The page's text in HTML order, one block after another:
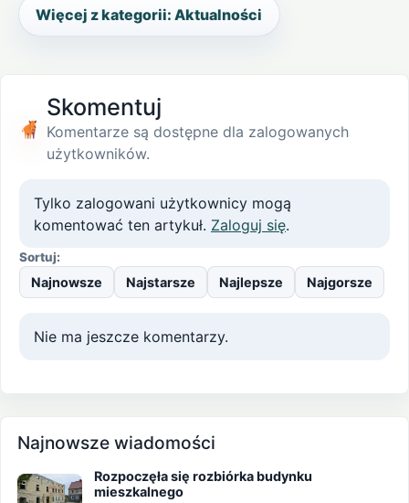
Więcej z kategorii: Aktualności
Skomentuj
Komentarze są dostępne dla zalogowanych
użytkowników.
Tylko zalogowani użytkownicy mogą
komentować ten artykuł. Zaloguj się.
Sortuj:
Najnowsze Najstarsze Najlepsze Najgorsze
Nie ma jeszcze komentarzy.
Najnowsze wiadomości
Rozpoczęła się rozbiórka budynku
mieszkalnego